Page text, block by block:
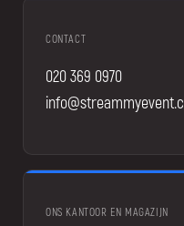
CONTACT
020 369 0970
ONS KANTOOR EN MAGAZIJN